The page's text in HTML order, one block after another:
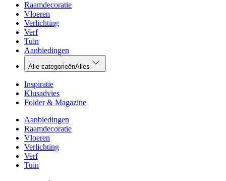
Raamdecoratie
Vloeren
Verlichting
Verf
Tuin
Aanbiedingen
Alle categorieënAlles
Inspiratie
Klusadvies
Folder & Magazine
Aanbiedingen
Raamdecoratie
Vloeren
Verlichting
Verf
Tuin